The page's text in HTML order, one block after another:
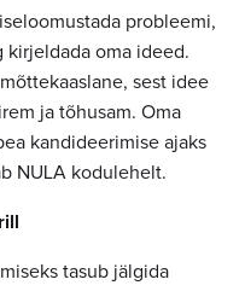
probleemi,
kirjeldada oma ideed.
sest idee
ja tõhusam. Oma
kandideerimise ajaks
NULA kodulehelt.
tasub jälgida